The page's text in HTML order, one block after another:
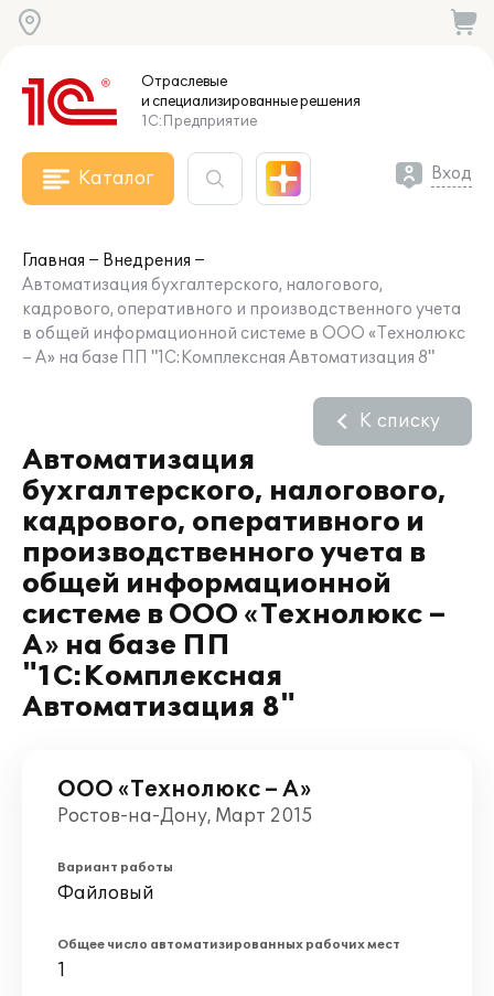
Отраслевые
и специализированныерешения
1С:Предприятие
Каталог Вход
Главная
Внедрения
Автоматизация бухгалтерского, налогового,
кадрового, оперативного и производственного учета
в общей информационной системе в ООО «Технолюкс
– А» на базе ПП "1С:Комплексная Автоматизация 8"
Автоматизация
бухгалтерского, налогового,
кадрового, оперативного и
производственного учета в
общей информационной
системе в ООО «Технолюкс –
А» на базе ПП
"1С:Комплексная
Автоматизация 8"
К списку
ООО «Технолюкс – А»
Ростов-на-Дону, Март 2015
Вариант работы
Файловый
Общее число автоматизированных рабочих мест
1